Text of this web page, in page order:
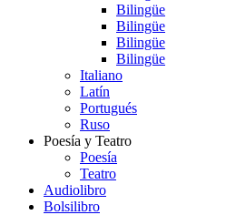
Bilingüe
Bilingüe
Bilingüe
Bilingüe
Italiano
Latín
Portugués
Ruso
Poesía y Teatro
Poesía
Teatro
Audiolibro
Bolsilibro